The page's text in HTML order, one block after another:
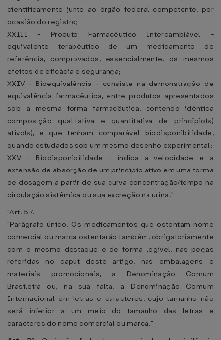
cientificamente junto ao órgão federal competente, por
ocasião do registro;
XXIII - Produto Farmacêutico Intercambiável -
equivalente terapêutico de um medicamento de
referência, comprovados, essencialmente, os mesmos
efeitos de eficácia e segurança;
XXIV - Bioequivalência - consiste na demonstração de
equivalência farmacêutica, entre produtos apresentados
sob a mesma forma farmacêutica, contendo idêntica
composição qualitativa e quantitativa de princípio(s)
ativo(s), e que tenham comparável biodisponibilidade,
quando estudados sob um mesmo desenho experimental;
XXV - Biodisponibilidade - indica a velocidade e a
extensão de absorção de um princípio ativo em uma forma
de dosagem a partir de sua curva concentração/tempo na
circulação sistêmica ou sua excreção na urina."
"Art. 57.
"Parágrafo único. Os medicamentos que ostentam nome
comercial ou marca ostentarão também, obrigatoriamente
com o mesmo destaque e de forma legível, nas peças
referidas no caput deste artigo, nas embalagens e
materiais promocionais, a Denominação Comum
Brasileira ou, na sua falta, a Denominação Comum
Internacional em letras e caracteres, cujo tamanho não
será inferior a um meio do tamanho das letras e
caracteres do nome comercial ou marca."